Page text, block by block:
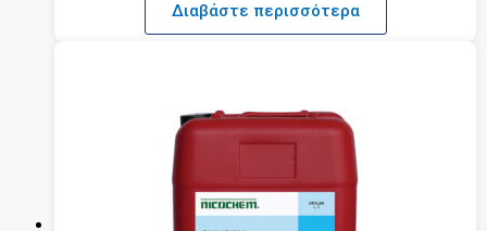
Διαβάστε περισσότερα